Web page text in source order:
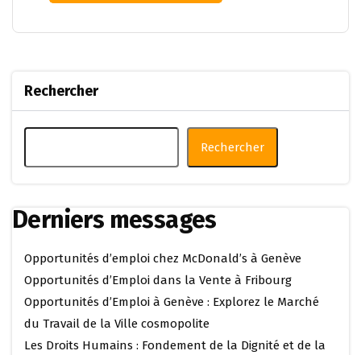
Rechercher
Rechercher
Derniers messages
Opportunités d’emploi chez McDonald’s à Genève
Opportunités d’Emploi dans la Vente à Fribourg
Opportunités d’Emploi à Genève : Explorez le Marché
du Travail de la Ville cosmopolite
Les Droits Humains : Fondement de la Dignité et de la